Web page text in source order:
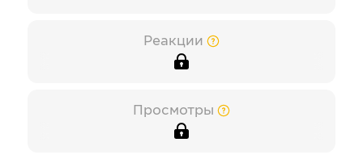
Реакции
Просмотры